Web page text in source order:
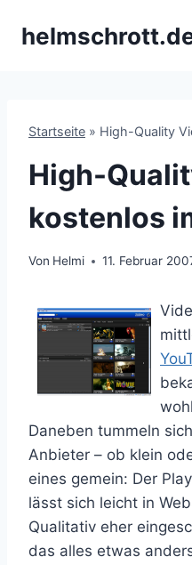
Inhalt
Startseite » High-Quality
High-
kostenlos
Von Helmi 11. Februar
Daneben tummeln
Anbieter – ob klein
eines gemein: Der
lässt sich leicht in
Qualitativ eher
das alles etwas